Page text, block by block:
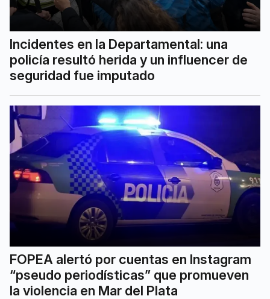
Incidentes en la Departamental: una
policía resultó herida y un influencer de
seguridad fue imputado
FOPEA alertó por cuentas en Instagram
“pseudo periodísticas” que promueven
la violencia en Mar del Plata